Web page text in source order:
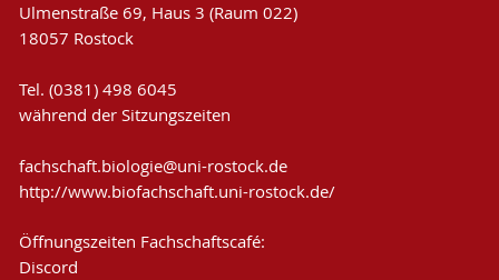
Ulmenstraße 69, Haus 3 (Raum 022)
18057 Rostock
Tel. (0381) 498 6045
während der Sitzungszeiten
fachschaft.biologie@uni-rostock.de
http://www.biofachschaft.uni-rostock.de/
Öffnungszeiten Fachschaftscafé:
Discord